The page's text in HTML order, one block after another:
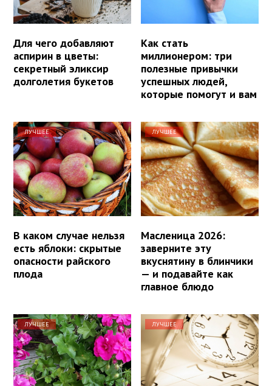
Для чего добавляют
аспирин в цветы:
секретный эликсир
долголетия букетов
Как стать
миллионером: три
полезные привычки
успешных людей,
которые помогут и вам
ЛУЧШЕЕ
В каком случае нельзя
есть яблоки: скрытые
опасности райского
плода
ЛУЧШЕЕ
Масленица 2026:
заверните эту
вкуснятину в блинчики
— и подавайте как
главное блюдо
ЛУЧШЕЕ ЛУЧШЕЕ